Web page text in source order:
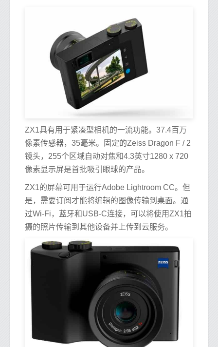
ZX1具有用于紧凑型相机的一流功能。37.4百万
像素传感器，35毫米。固定的Zeiss Dragon F / 2
镜头，255个区域自动对焦和4.3英寸1280 x 720
像素显示屏是首批吸引眼球的产品。
ZX1的屏幕可用于运行Adobe Lightroom CC。但
是，需要订阅才能将编辑的图像传输到桌面。通
过Wi-Fi，蓝牙和USB-C连接，可以将使用ZX1拍
摄的照片传输到其他设备并上传到云服务。